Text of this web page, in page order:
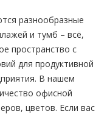
разнообразные
и тумб – всё,
пространство с
для продуктивной
В нашем
офисной
цветов. Если вас